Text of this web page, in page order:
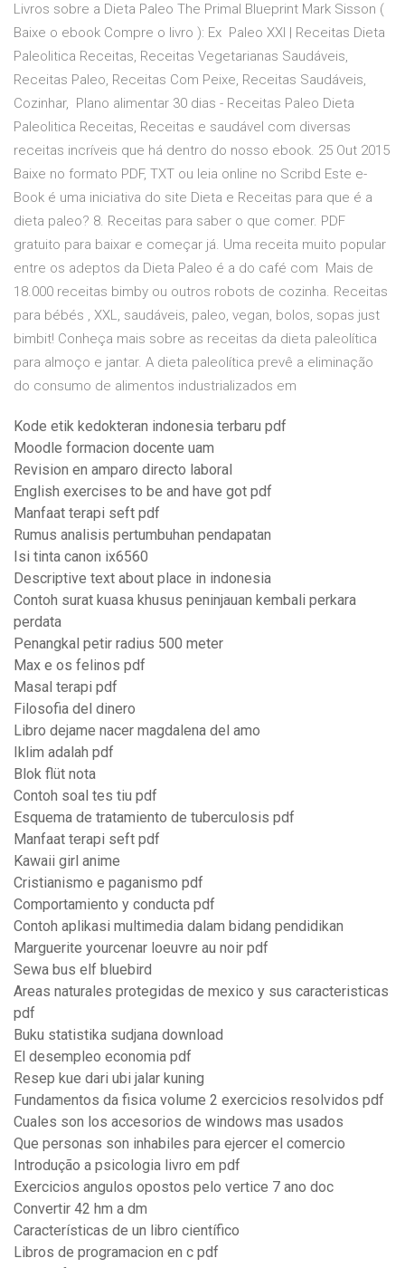
Livros sobre a Dieta Paleo The Primal Blueprint Mark Sisson (
Baixe o ebook Compre o livro ): Ex Paleo XXI | Receitas Dieta
Paleolitica Receitas, Receitas Vegetarianas Saudáveis,
Receitas Paleo, Receitas Com Peixe, Receitas Saudáveis,
Cozinhar, Plano alimentar 30 dias - Receitas Paleo Dieta
Paleolitica Receitas, Receitas e saudável com diversas
receitas incríveis que há dentro do nosso ebook. 25 Out 2015
Baixe no formato PDF, TXT ou leia online no Scribd Este e-
Book é uma iniciativa do site Dieta e Receitas para que é a
dieta paleo? 8. Receitas para saber o que comer. PDF
gratuito para baixar e começar já. Uma receita muito popular
entre os adeptos da Dieta Paleo é a do café com Mais de
18.000 receitas bimby ou outros robots de cozinha. Receitas
para bébés , XXL, saudáveis, paleo, vegan, bolos, sopas just
bimbit! Conheça mais sobre as receitas da dieta paleolítica
para almoço e jantar. A dieta paleolítica prevê a eliminação
do consumo de alimentos industrializados em
Kode etik kedokteran indonesia terbaru pdf
Moodle formacion docente uam
Revision en amparo directo laboral
English exercises to be and have got pdf
Manfaat terapi seft pdf
Rumus analisis pertumbuhan pendapatan
Isi tinta canon ix6560
Descriptive text about place in indonesia
Contoh surat kuasa khusus peninjauan kembali perkara
perdata
Penangkal petir radius 500 meter
Max e os felinos pdf
Masal terapi pdf
Filosofia del dinero
Libro dejame nacer magdalena del amo
Iklim adalah pdf
Blok flüt nota
Contoh soal tes tiu pdf
Esquema de tratamiento de tuberculosis pdf
Manfaat terapi seft pdf
Kawaii girl anime
Cristianismo e paganismo pdf
Comportamiento y conducta pdf
Contoh aplikasi multimedia dalam bidang pendidikan
Marguerite yourcenar loeuvre au noir pdf
Sewa bus elf bluebird
Areas naturales protegidas de mexico y sus caracteristicas
pdf
Buku statistika sudjana download
El desempleo economia pdf
Resep kue dari ubi jalar kuning
Fundamentos da fisica volume 2 exercicios resolvidos pdf
Cuales son los accesorios de windows mas usados
Que personas son inhabiles para ejercer el comercio
Introdução a psicologia livro em pdf
Exercicios angulos opostos pelo vertice 7 ano doc
Convertir 42 hm a dm
Características de un libro científico
Libros de programacion en c pdf